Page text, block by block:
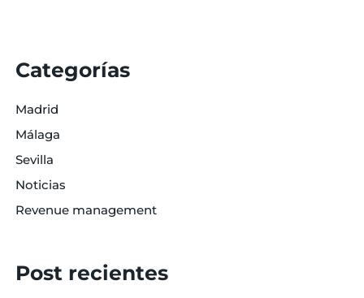
Categorías
Madrid
Málaga
Sevilla
Noticias
Revenue management
Post recientes